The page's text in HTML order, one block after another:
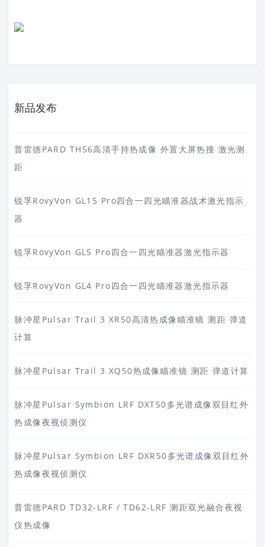
新品发布
普雷德PARD TH56高清手持热成像 外置大屏热搜 激光测
距
锐孚RovyVon GL15 Pro四合一四光瞄准器战术激光指示
器
锐孚RovyVon GL5 Pro四合一四光瞄准器激光指示器
锐孚RovyVon GL4 Pro四合一四光瞄准器激光指示器
脉冲星Pulsar Trail 3 XR50高清热成像瞄准镜 测距 弹道
计算
脉冲星Pulsar Trail 3 XQ50热成像瞄准镜 测距 弹道计算
脉冲星Pulsar Symbion LRF DXT50多光谱成像双目红外
热成像夜视侦测仪
脉冲星Pulsar Symbion LRF DXR50多光谱成像双目红外
热成像夜视侦测仪
普雷德PARD TD32-LRF / TD62-LRF 测距双光融合夜视
仪热成像